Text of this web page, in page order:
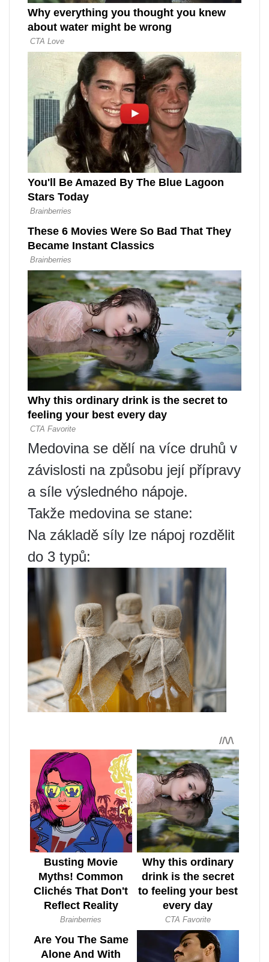
Medovina se dělí na více druhů v
závislosti na způsobu její přípravy
a síle výsledného nápoje.
Takže medovina se stane:
Na základě síly lze nápoj rozdělit
do 3 typů: